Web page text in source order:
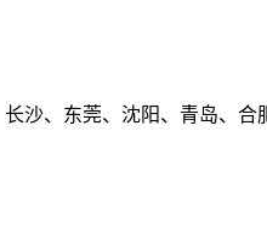
沙、东莞、沈阳、青岛、合